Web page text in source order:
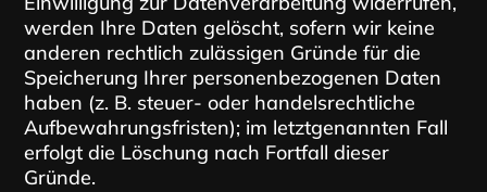
werden Ihre Daten gelöscht, sofern wir keine
anderen rechtlich zulässigen Gründe für die
Speicherung Ihrer personenbezogenen Daten
haben (z. B. steuer- oder handelsrechtliche
Aufbewahrungsfristen); im letztgenannten Fall
erfolgt die Löschung nach Fortfall dieser
Gründe.